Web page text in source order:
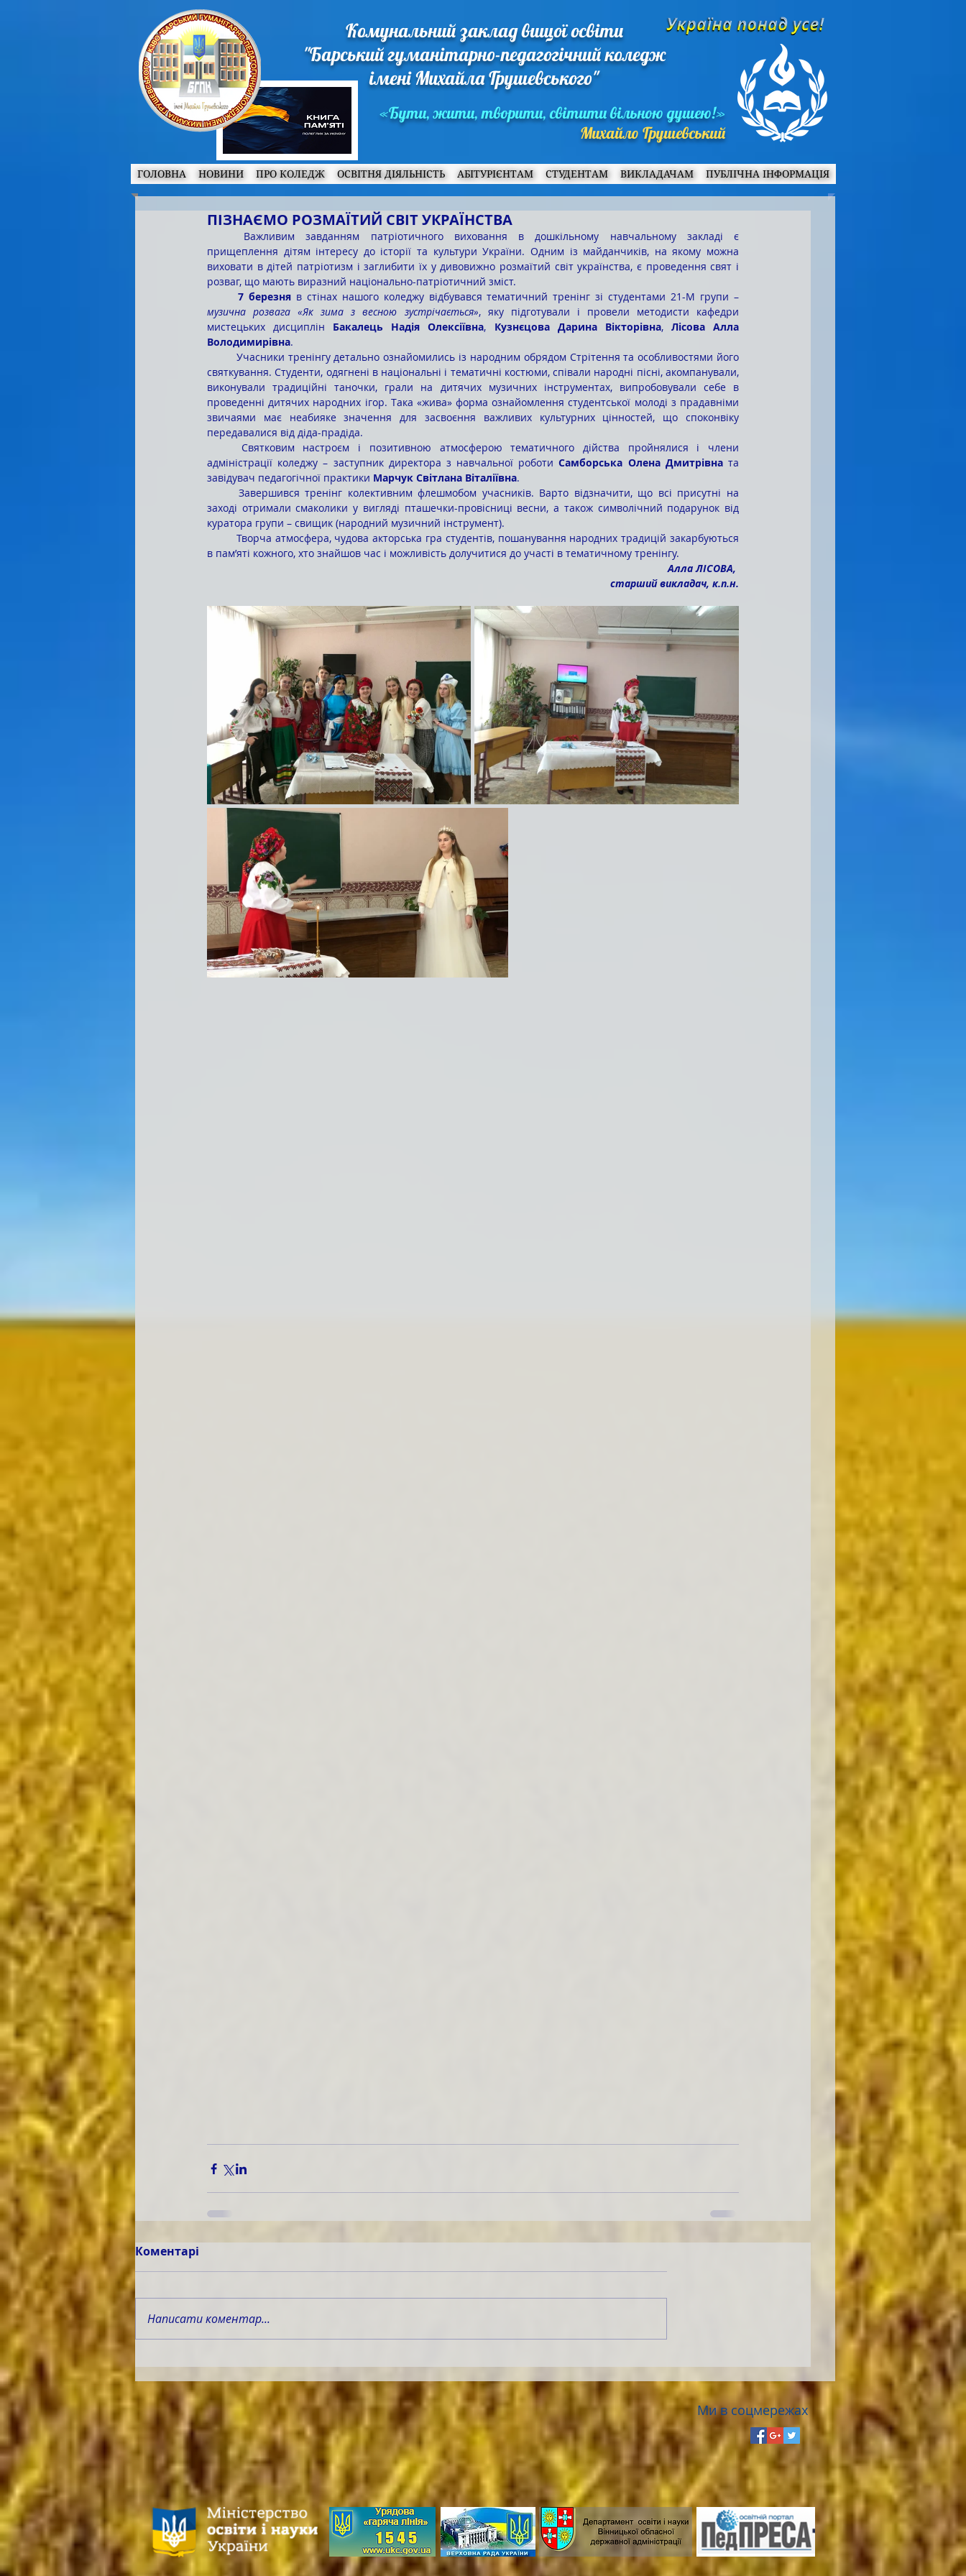
Комунальний заклад вищої освіти
"Барський гуманітарно-педагогічний коледж
імені Михайла Грушевського"
«Бути, жити, творити, світити вільною душею!»
Михайло Грушевський
ГОЛОВНА НОВИНИ ПРО КОЛЕДЖ ОСВІТНЯ ДІЯЛЬНІСТЬ АБІТУРІЄНТАМ СТУДЕНТАМ ВИКЛАДАЧАМ ПУБЛІЧНА ІНФОРМАЦІЯ
ПІЗНАЄМО РОЗМАЇТИЙ СВІТ УКРАЇНСТВА
прищеплення дітям інтересу до історії та культури України. Одним із майданчиків, на якому можна
виховати в дітей патріотизм і заглибити їх у дивовижно розмаїтий світ українства, є проведення свят і
розваг, що мають виразний національно-патріотичний зміст.
7 березня
музична розвага «Як зима з весною зустрічається», яку підготували і провели методисти кафедри
мистецьких дисциплін Бакалець Надія Олексіївна, Кузнєцова Дарина Вікторівна, Лісова Алла
Володимирівна.
святкування. Студенти, одягнені в національні і тематичні костюми, співали народні пісні, акомпанували,
виконували традиційні таночки, грали на дитячих музичних інструментах, випробовували себе в
проведенні дитячих народних ігор. Така «жива» форма ознайомлення студентської молоді з прадавніми
звичаями має неабияке значення для засвоєння важливих культурних цінностей, що споконвіку
передавалися від діда-прадіда.
адміністрації коледжу – заступник директора з навчальної роботи Самборська Олена Дмитрівна та
завідувач педагогічної практики Марчук Світлана Віталіївна.
заході отримали смаколики у вигляді пташечки-провісниці весни, а також символічний подарунок від
куратора групи – свищик (народний музичний інструмент).
в пам’яті кожного, хто знайшов час і можливість долучитися до участі в тематичному тренінгу.
Алла ЛІСОВА,
старший викладач, к.п.н.
Коментарі
Написати коментар...
Ми в соцмережах